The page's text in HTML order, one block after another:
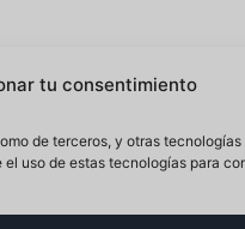
tu consentimiento
de terceros, y otras
uso de estas tecnologías para